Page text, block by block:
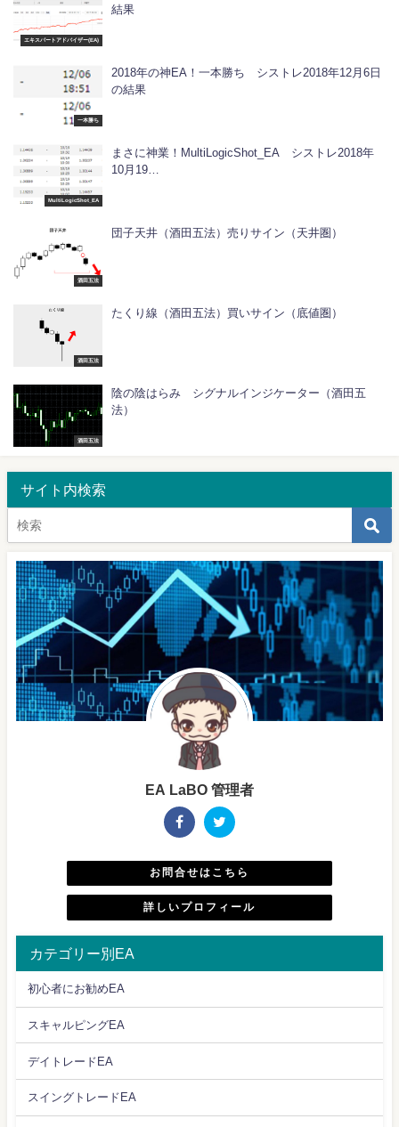
エキスパートアドバイザー(EA)
結果
一本勝ち
2018年の神EA！一本勝ち シストレ2018年12月6日
の結果
MultiLogicShot_EA
まさに神業！MultiLogicShot_EA シストレ2018年
10月19…
酒田五法
団子天井（酒田五法）売りサイン（天井圏）
酒田五法
たくり線（酒田五法）買いサイン（底値圏）
酒田五法
陰の陰はらみ シグナルインジケーター（酒田五
法）
サイト内検索
EA LaBO 管理者
お問合せはこちら
詳しいプロフィール
カテゴリー別EA
初心者にお勧めEA
スキャルピングEA
デイトレードEA
スイングトレードEA